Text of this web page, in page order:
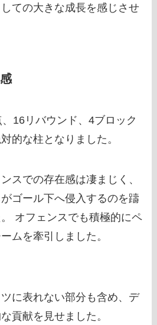
ての大きな成長を感じさせ
16リバウンド、4ブロック
的な柱となりました。
スでの存在感は凄まじく、
ゴール下へ侵入するのを躊
オフェンスでも積極的にペ
ムを牽引しました。
に表れない部分も含め、デ
貢献を見せました。